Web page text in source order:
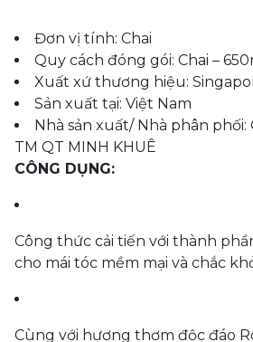
Đơn vị tính: Chai
Quy cách đóng gói: Chai –
Xuất xứ thương hiệu:
Sản xuất tại: Việt Nam
Nhà sản xuất/ Nhà phân phối:
TM QT MINH KHUÊ
CÔNG DỤNG:
Công thức cải tiến với thành
cho mái tóc mềm mại và chắc
Cùng với hương thơm độc đáo